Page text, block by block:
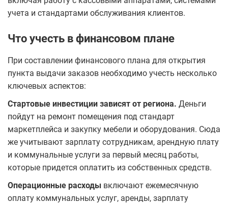
учета и стандартами обслуживания клиентов.
Что учесть в финансовом плане
При составлении финансового плана для открытия
пункта выдачи заказов необходимо учесть несколько
ключевых аспектов:
Стартовые инвестиции зависят от региона. Деньги
пойдут на ремонт помещения под стандарт
маркетплейса и закупку мебели и оборудования. Сюда
же учитывают зарплату сотрудникам, арендную плату
и коммунальные услуги за первый месяц работы,
которые придется оплатить из собственных средств.
Операционные расходы включают ежемесячную
оплату коммунальных услуг, аренды, зарплату